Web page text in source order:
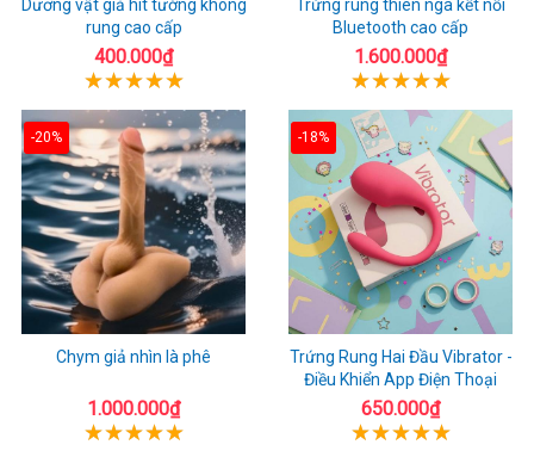
Dương vật giả hít tường không
rung cao cấp
400.000₫
Trứng rung thiên nga kết nối
Bluetooth cao cấp
1.600.000₫
-20%
Chym giả nhìn là phê
1.000.000₫
-18%
Trứng Rung Hai Đầu Vibrator -
Điều Khiển App Điện Thoại
650.000₫